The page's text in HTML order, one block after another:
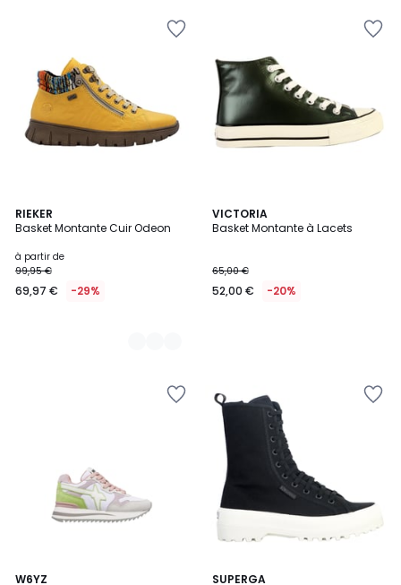
RIEKER
Basket Montante Cuir Odeon
à partir de
99,95 €
69,97 € -29%
3
Couleurs
VICTORIA
Basket Montante à Lacets
65,00 €
52,00 € -20%
W6YZ
2
SUPERGA